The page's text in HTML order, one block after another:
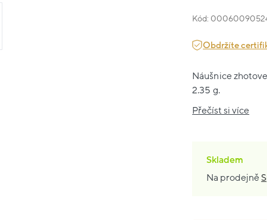
Kód:
Obdržíte
Náušnice
2.35 g.
Přečíst si více
Skladem
Na prodejně